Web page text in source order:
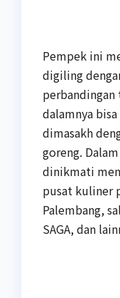
Pempek ini
digiling
dalamnya
dimasakh
goreng.
dinikmati
pusat kuliner
Palembang,
SAGA, dan